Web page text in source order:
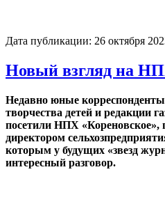
Дата публикации: 26 октября
Новый взгляд на
Недавно юные
творчества детей и редакции
посетили НПХ «Кореновское»,
директором
которым у будущих «звезд
интересный разговор.